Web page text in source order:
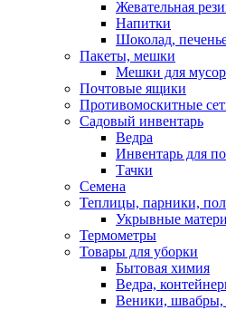
Жевательная
Напитки
Шоколад,
Пакеты, мешки
Мешки для
Почтовые ящики
Противомоскитные
Садовый инвентарь
Ведра
Инвентарь для
Тачки
Семена
Теплицы, парники,
Укрывные
Термометры
Товары для уборки
Бытовая химия
Ведра,
Веники, швабры,